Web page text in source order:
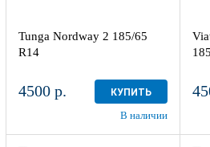
Tunga Nordway 2 185/65
R14
4500 р. КУПИТЬ
В наличии